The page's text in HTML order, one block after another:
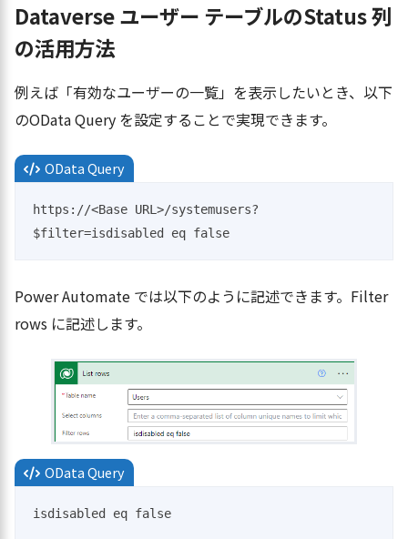
Dataverse ユーザー テーブルのStatus 列
の活用方法
例えば「有効なユーザーの一覧」を表示したいとき、以下
のOData Query を設定することで実現できます。
OData Query
https://<Base URL>/systemusers?
$filter=isdisabled eq false
Power Automate では以下のように記述できます。Filter
rows に記述します。
OData Query
isdisabled eq false